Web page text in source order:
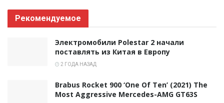
Рекомендуемое
Электромобили Polestar 2 начали
поставлять из Китая в Европу
2 ГОДА НАЗАД
Brabus Rocket 900 ‘One Of Ten’ (2021) The
Most Aggressive Mercedes-AMG GT63S